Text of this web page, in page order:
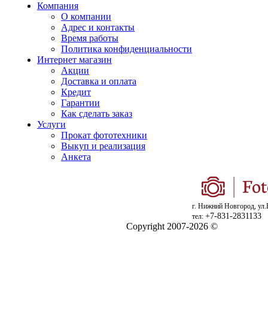
Компания
О компании
Адрес и контакты
Время работы
Политика конфиденциальности
Интернет магазин
Акции
Доставка и оплата
Кредит
Гарантии
Как сделать заказ
Услуги
Прокат фототехники
Выкуп и реализация
Анкета
г. Нижний Новгород,
тел: +7-831-2831133
Copyright 2007-2026 ©